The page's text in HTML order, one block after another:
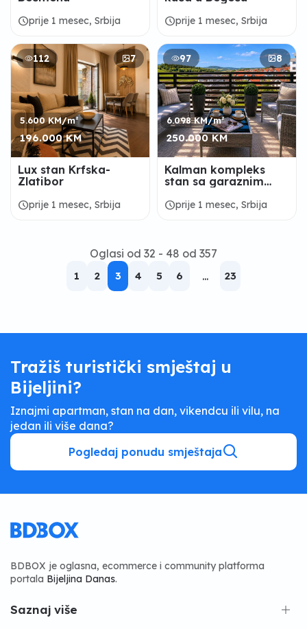
scheduleprije 1 mesec, Srbija
scheduleprije 1 mesec, Srbija
112 7
5.600 KM/m²
196.000 KM
Lux stan Krfska-
Zlatibor
scheduleprije 1 mesec, Srbija
97 8
6.098 KM/m²
250.000 KM
Kalman kompleks
stan sa garaznim
scheduleprije 1 mesec, Srbija
Oglasi od 32 - 48 od 357
1 2 3 4 5 6 ... 23
Tražiš turistički smještaj u
Bijeljini?
Iznajmi apartman, stan na dan, vikendcu ili vilu, na
jedan ili više dana?
Pogledaj ponudu smještaja
BDBOX je oglasna, ecommerce i community platforma
portala Bijeljina Danas.
Saznaj više